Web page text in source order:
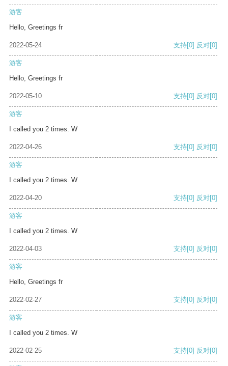
游客
Hello, Greetings fr
2022-05-24 支持[0] 反对[0]
游客
Hello, Greetings fr
2022-05-10 支持[0] 反对[0]
游客
I called you 2 times. W
2022-04-26 支持[0] 反对[0]
游客
I called you 2 times. W
2022-04-20 支持[0] 反对[0]
游客
I called you 2 times. W
2022-04-03 支持[0] 反对[0]
游客
Hello, Greetings fr
2022-02-27 支持[0] 反对[0]
游客
I called you 2 times. W
2022-02-25 支持[0] 反对[0]